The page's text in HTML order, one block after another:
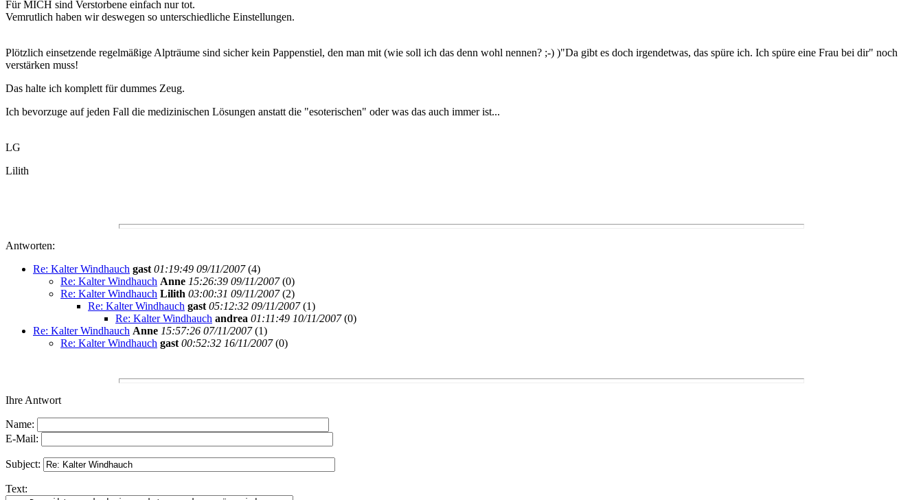
Für MICH sind Verstorbene einfach nur tot.
Vemrutlich haben wir deswegen so unterschiedliche Einstellungen.
Plötzlich einsetzende regelmäßige Alpträume sind sicher kein Pappenstiel, den man mit (wie soll ich das denn wohl nennen? ;-) )"Da gibt es doch irgendetwas, das spüre ich. Ich spüre eine Frau bei dir" noch
verstärken muss!
Das halte ich komplett für dummes Zeug.
Ich bevorzuge auf jeden Fall die medizinischen Lösungen anstatt die "esoterischen" oder was das auch immer ist...
LG
Lilith
Antworten:
Re: Kalter Windhauch gast 01:19:49 09/11/2007(4)
Re: Kalter Windhauch Anne 15:26:39 09/11/2007(0)
Re: Kalter Windhauch Lilith 03:00:31 09/11/2007(2)
Re: Kalter Windhauch gast 05:12:32 09/11/2007(1)
Re: Kalter Windhauch andrea 01:11:49 10/11/2007(0)
Re: Kalter Windhauch Anne 15:57:26 07/11/2007(1)
Re: Kalter Windhauch gast 00:52:32 16/11/2007(0)
Ihre Antwort
Name:
E-Mail:
Subject:
Text: